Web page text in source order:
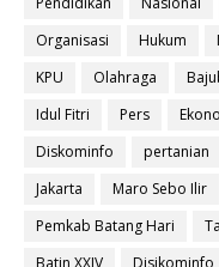
Organisasi
Hukum
KPU
Olahraga
Idul Fitri
Pers
Diskominfo
pertanian
Jakarta
Maro Sebo Ilir
Pemkab Batang Hari